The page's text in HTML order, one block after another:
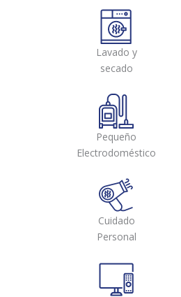
Lavado y
secado
Pequeño
Electrodoméstico
Cuidado
Personal